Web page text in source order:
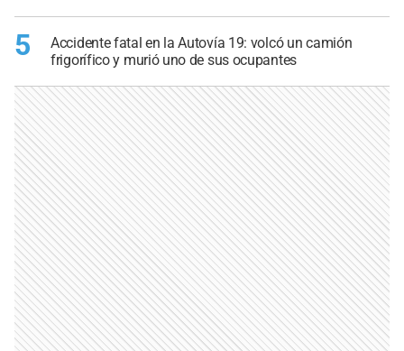
5
Accidente fatal en la Autovía 19: volcó un camión
frigorífico y murió uno de sus ocupantes